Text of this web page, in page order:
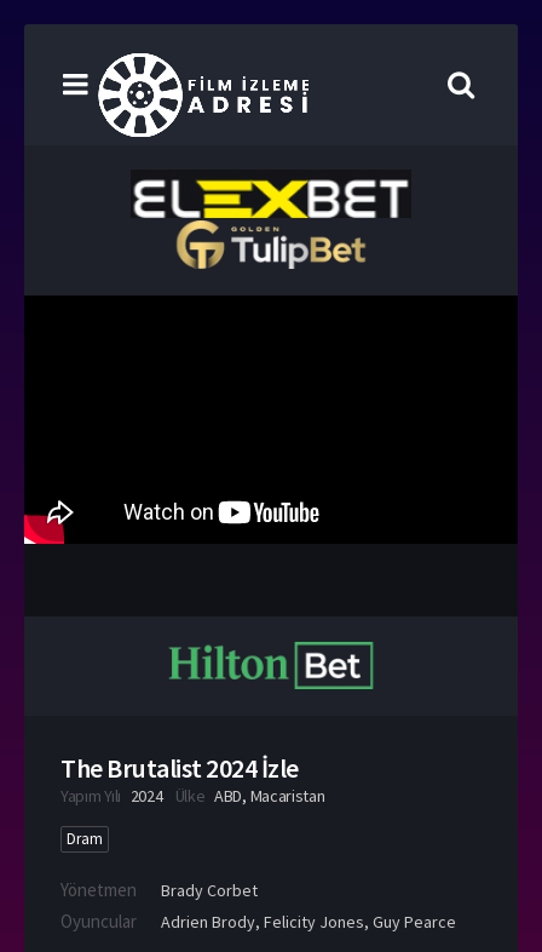
The Brutalist 2024 İzle
Yapım Yılı 2024 Ülke ABD, Macaristan
Dram
Yönetmen Brady Corbet
Oyuncular Adrien Brody, Felicity Jones, Guy Pearce